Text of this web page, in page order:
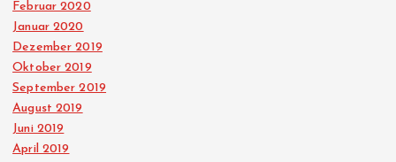
Februar 2020
Januar 2020
Dezember 2019
Oktober 2019
September 2019
August 2019
Juni 2019
April 2019